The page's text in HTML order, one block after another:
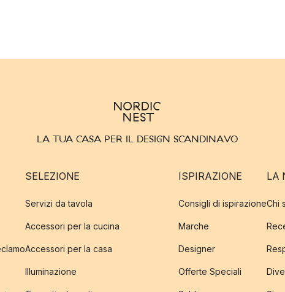
LA TUA CASA PER IL DESIGN SCANDINAVO
SELEZIONE
Servizi da tavola
Accessori per la cucina
Accessori per la casa
Illuminazione
ISPIRAZIONE
Consigli di ispirazione
Marche
Designer
Offerte Speciali
LA
Chi